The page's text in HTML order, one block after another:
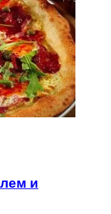
и